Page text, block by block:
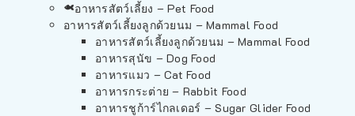
อาหารสัตว์เลี้ยง – Pet Food
อาหารสัตว์เลี้ยงลูกด้วยนม – Mammal Food
อาหารสัตว์เลี้ยงลูกด้วยนม – Mammal Food
อาหารสุนัข – Dog Food
อาหารแมว – Cat Food
อาหารกระต่าย – Rabbit Food
อาหารชูก้าร์ไกลเดอร์ – Sugar Glider Food